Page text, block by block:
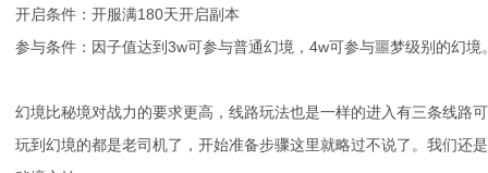
开启条件：开服满180天开启副本
参与条件：因子值达到3w可参与普通幻境，4w可参与噩梦级别的幻境
幻境比秘境对战力的要求更高，线路玩法也是一样的进入有三条线路
玩到幻境的都是老司机了，开始准备步骤这里就略过不说了。我们还